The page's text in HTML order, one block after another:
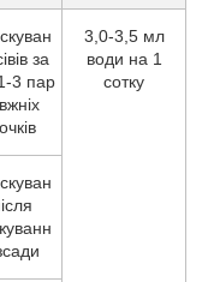
за
3 пар
3,0-3,5 мл
води на 1
сотку